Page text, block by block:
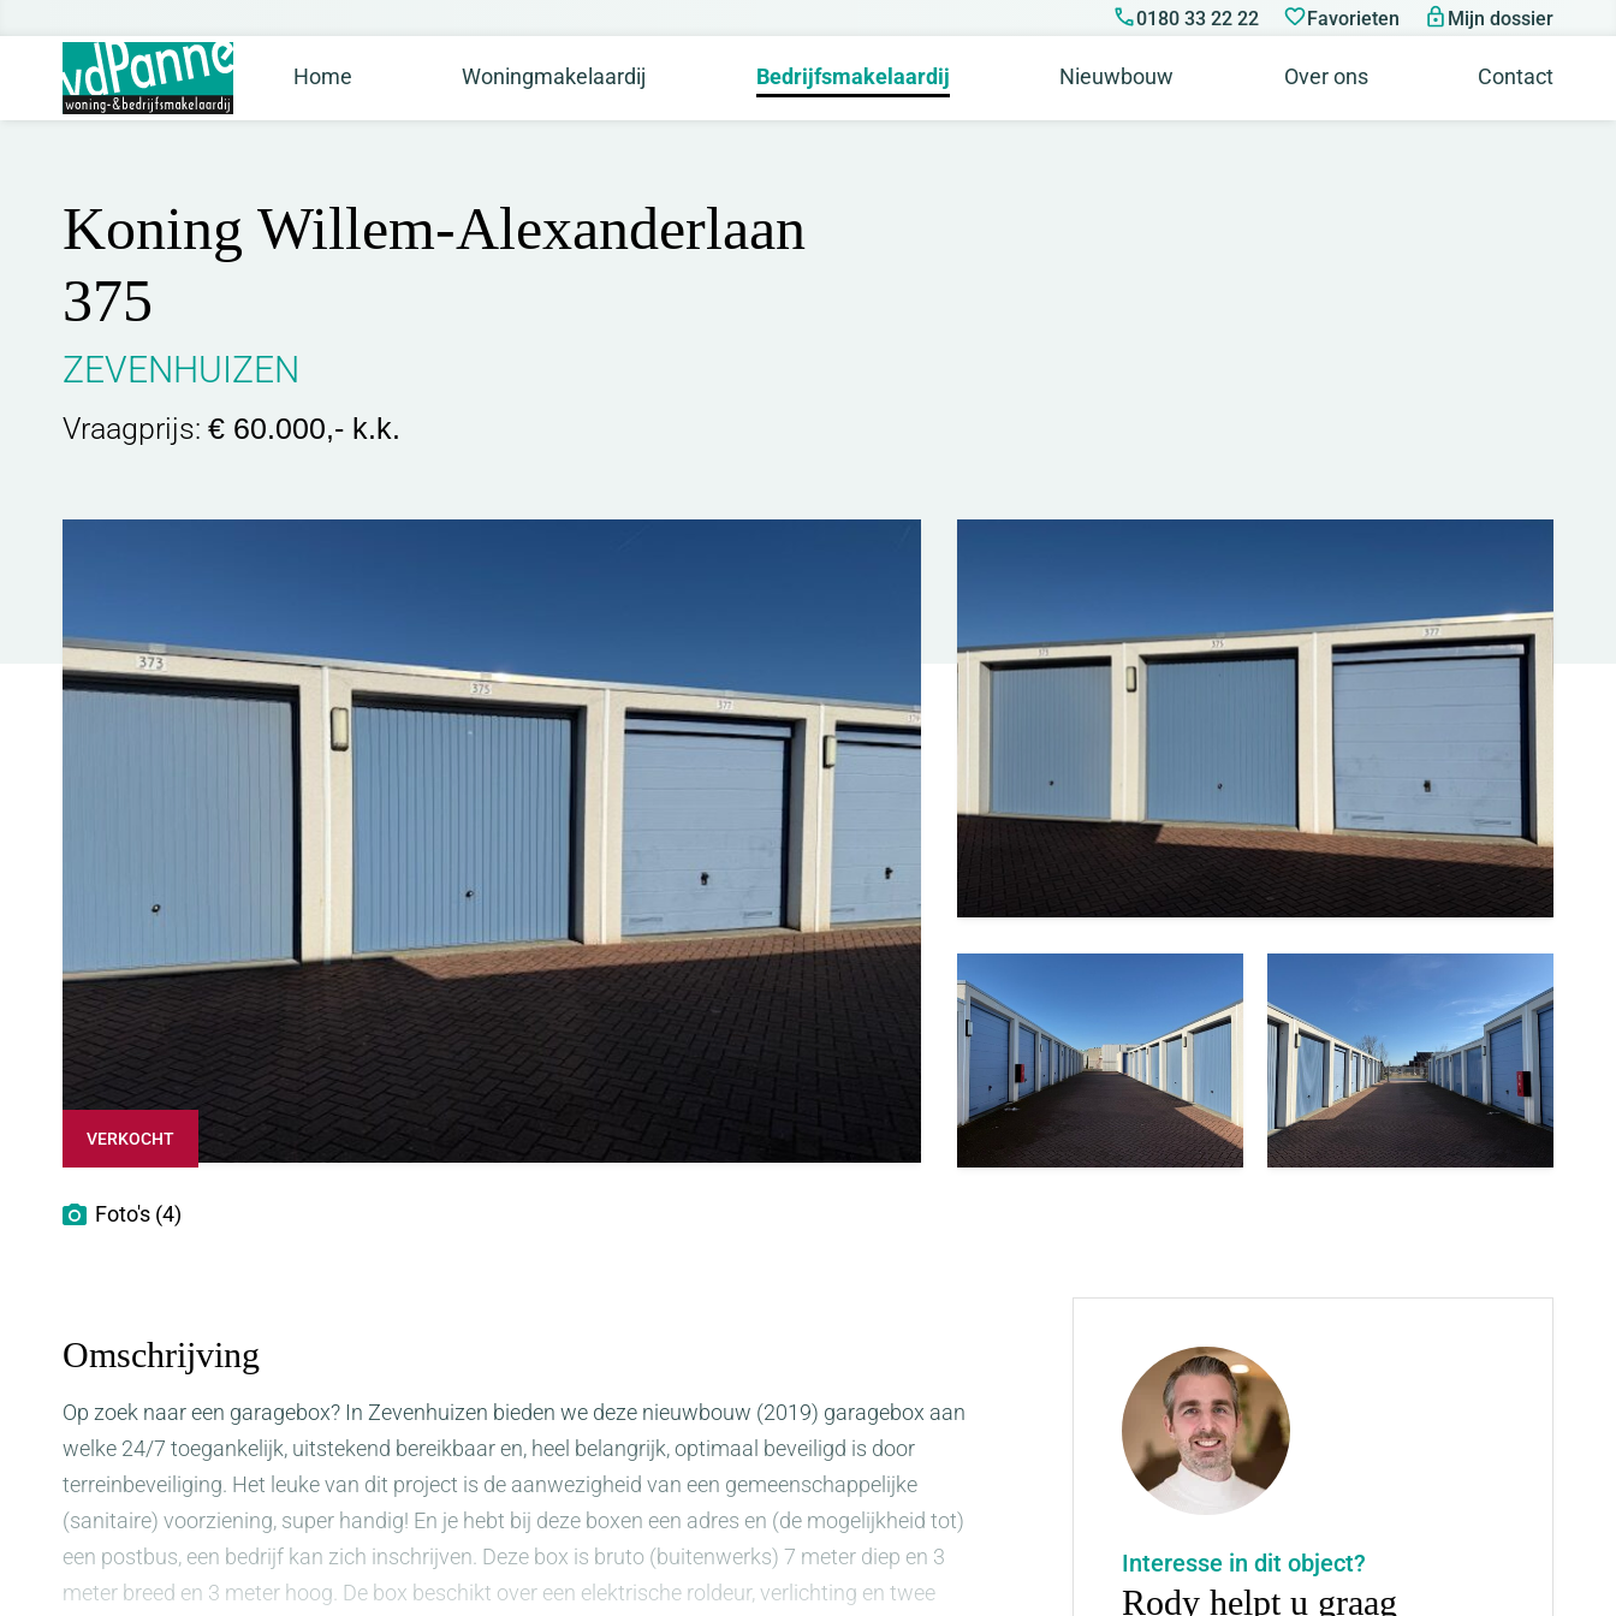
0180 33 22 22 Favorieten Mijn dossier
Home Woningmakelaardij Bedrijfsmakelaardij Nieuwbouw Over ons Contact
Koning Willem-Alexanderlaan
375
ZEVENHUIZEN
Vraagprijs: € 60.000,- k.k.
VERKOCHT
Foto's (4)
Omschrijving
Op zoek naar een garagebox? In Zevenhuizen bieden we deze nieuwbouw (2019) garagebox aan
welke 24/7 toegankelijk, uitstekend bereikbaar en, heel belangrijk, optimaal beveiligd is door
terreinbeveiliging. Het leuke van dit project is de aanwezigheid van een gemeenschappelijke
(sanitaire) voorziening, super handig! En je hebt bij deze boxen een adres en (de mogelijkheid tot)
een postbus, een bedrijf kan zich inschrijven. Deze box is bruto (buitenwerks) 7 meter diep en 3
meter breed en 3 meter hoog. De box beschikt over een elektrische roldeur, verlichting en twee
Interesse in dit object?
Rody helpt u graag